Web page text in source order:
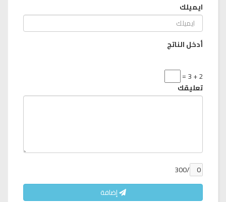
ايميلك
أدخل الناتج
2 + 3 =
تعليقك
/300
إضافة